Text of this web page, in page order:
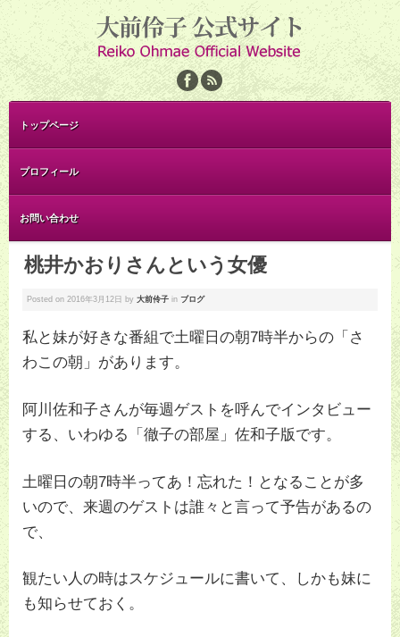
トップページ
プロフィール
お問い合わせ
桃井かおりさんという女優
Posted on 2016年3月12日 by 大前伶子 in ブログ
私と妹が好きな番組で土曜日の朝7時半からの「さ
わこの朝」があります。
阿川佐和子さんが毎週ゲストを呼んでインタビュー
する、いわゆる「徹子の部屋」佐和子版です。
土曜日の朝7時半ってあ！忘れた！となることが多
いので、来週のゲストは誰々と言って予告があるの
で、
観たい人の時はスケジュールに書いて、しかも妹に
も知らせておく。